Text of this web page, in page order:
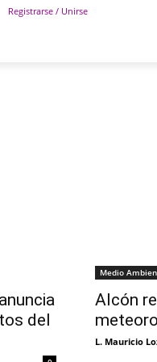
Registrarse / Unirse
del
Medio
Alcón
L. Mauricio